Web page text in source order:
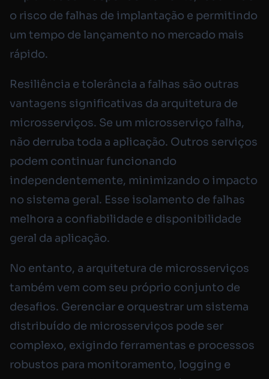
o risco de falhas de implantação e permitindo
um tempo de lançamento no mercado mais
rápido.
Resiliência e tolerância a falhas são outras
vantagens significativas da arquitetura de
microsserviços. Se um microsserviço falha,
não derruba toda a aplicação. Outros serviços
podem continuar funcionando
independentemente, minimizando o impacto
no sistema geral. Esse isolamento de falhas
melhora a confiabilidade e disponibilidade
geral da aplicação.
No entanto, a arquitetura de microsserviços
também vem com seu próprio conjunto de
desafios. Gerenciar e orquestrar um sistema
distribuído de microsserviços pode ser
complexo, exigindo ferramentas e processos
robustos para monitoramento, logging e